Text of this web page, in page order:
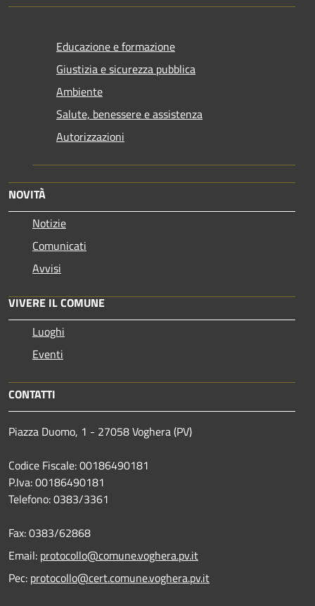
Educazione e formazione
Giustizia e sicurezza pubblica
Ambiente
Salute, benessere e assistenza
Autorizzazioni
NOVITÀ
Notizie
Comunicati
Avvisi
VIVERE IL COMUNE
Luoghi
Eventi
CONTATTI
Piazza Duomo, 1 - 27058 Voghera (PV)
Codice Fiscale: 00186490181
P.Iva: 00186490181
Telefono:0383/3361
Fax:0383/62868
Email: protocollo@comune.voghera.pv.it
Pec: protocollo@cert.comune.voghera.pv.it